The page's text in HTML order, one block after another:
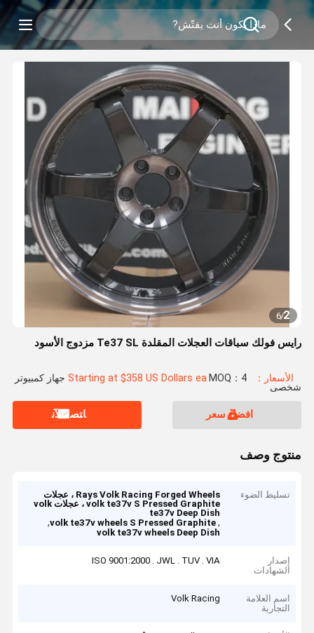
2
/
6
رايس فولك سباقات العجلات المقلدة Te37 SL مزدوج الأسود
الأسعار：Starting at $358 US Dollars ea MOQ：4 جهاز كمبيوتر
شخصى
افضل سعر ﺎﺘﺼﻟ ﺍﻶﻧ
منتوج وصف
تسليط الضوء
Rays Volk Racing Forged Wheels ، عجلات
volk te37v S Pressed Graphite ، عجلات volk
te37v Deep Dish
,
volk te37v wheels S Pressed Graphite
,
volk te37v wheels Deep Dish
إصدار
الشهادات
ISO 9001:2000 . JWL . TUV . VIA
اسم العلامة
التجارية
Volk Racing